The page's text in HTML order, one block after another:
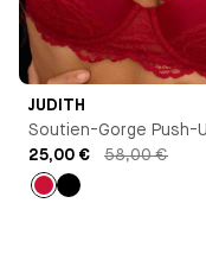
JUDITH
Soutien-Gorge Push-
25,00 €
58,00 €